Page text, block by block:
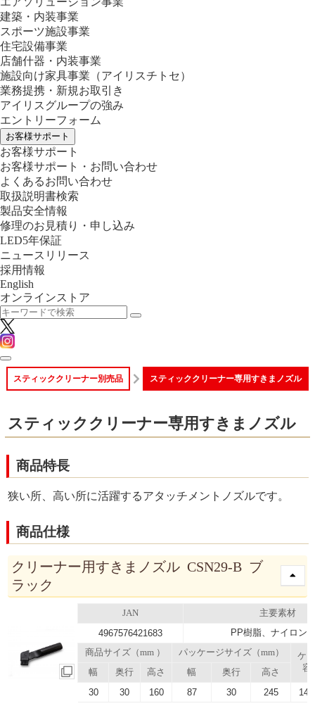
建築・内装事業
スポーツ施設事業
住宅設備事業
店舗什器・内装事業
施設向け家具事業 （アイリスチトセ）
業務提携・新規お取引き
アイリスグループの強み
エントリーフォーム
お客様サポート
お客様サポート
お客様サポート・お問い合わせ
よくあるお問い合わせ
取扱説明書検索
製品安全情報
修理のお見積り・申し込み
LED5年保証
ニュースリリース
採用情報
English
オンラインストア
スティッククリーナー別売品 スティッククリーナー専用すきまノズル
スティッククリーナー専用すきまノズル
商品特長
狭い所、高い所に活躍するアタッチメントノズルです。
商品仕様
クリーナー用すきまノズル CSN29-B ブ
ラック
JAN 主要素材
4967576421683 PP樹脂、ナイロン
商品サイズ（mm ） パッケージサイズ（mm）
ケ
容
幅 奥行 高さ 幅 奥行 高さ
30 30 160 87 30 245